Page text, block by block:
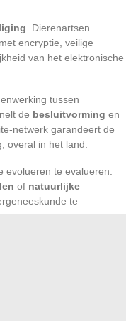
. Dierenartsen
encryptie, veilige
van het elektronische
tussen
de besluitvorming en
netwerk garandeert de
overal in het land.
evolueren te evalueren.
of natuurlijke
te